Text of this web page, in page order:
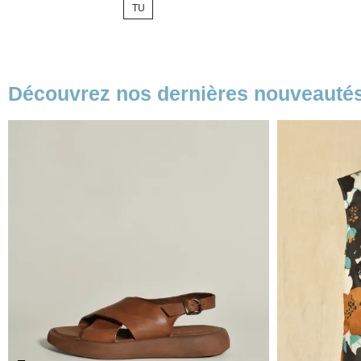
M
Découvrez nos dernières